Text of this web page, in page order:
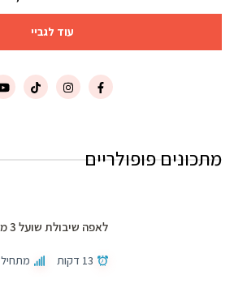
עוד לגביי
מתכונים פופולריים
לאפה שיבולת שועל 3 מצרכים
13 דקות מתחיל